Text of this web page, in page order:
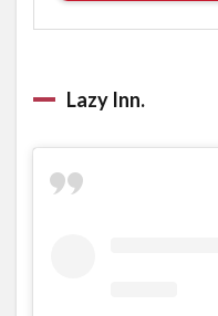
Lazy Inn.